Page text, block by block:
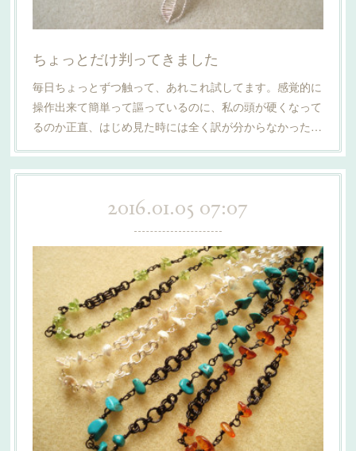
ちょっとだけ判ってきました
毎日ちょっとずつ触って、あれこれ試してます。感覚的に
操作出来て簡単って謳っているのに、私の頭が硬くなって
るのか正直、はじめ見た時には全く訳が分からなかった…
2016.01.05 07:07